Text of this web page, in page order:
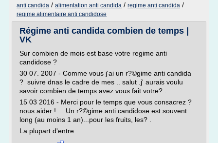
anti candida / alimentation anti candida / regime anti candida /
regime alimentaire anti candidose
Régime anti candida combien de temps |
VK
Sur combien de mois est base votre regime anti
candidose ?
30 07. 2007 - Comme vous j'ai un r?©gime anti candida
? suivre dnas le cadre de mes .. salut .j' aurais voulu
savoir combien de temps avez vous fait votre? .
15 03 2016 - Merci pour le temps que vous consacrez ?
nous aider ! ... Un r?©gime anti candidose est souvent
long (au moins 1 an)...pour les fruits, les? .
La plupart d'entre...